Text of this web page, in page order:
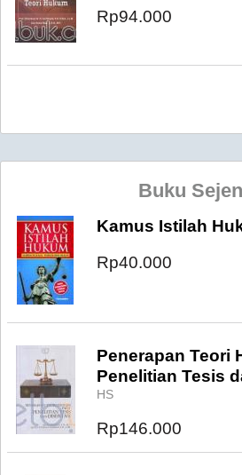
Rp94.000
Buku
Kamus Istilah
Rp40.000
Penerapan Teori
Penelitian Tesis
HS
Rp146.000